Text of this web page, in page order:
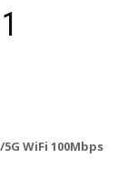
WiFi 100Mbps